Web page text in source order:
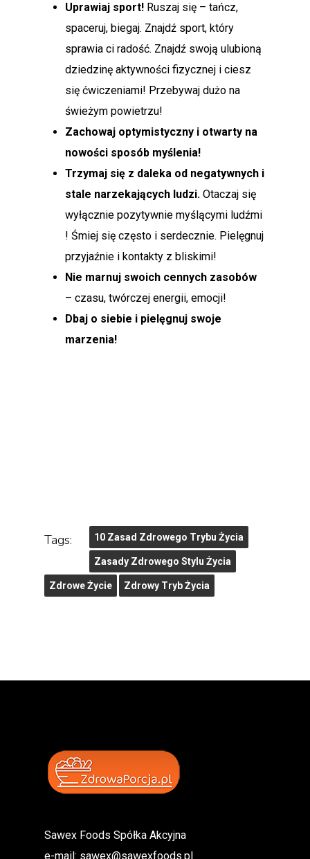
Uprawiaj sport! Ruszaj się – tańcz,
spaceruj, biegaj. Znajdź sport, który
sprawia ci radość. Znajdź swoją ulubioną
dziedzinę aktywności fizycznej i ciesz
się ćwiczeniami! Przebywaj dużo na
świeżym powietrzu!
Zachowaj optymistyczny i otwarty na
nowości sposób myślenia!
Trzymaj się z daleka od negatywnych i
stale narzekających ludzi. Otaczaj się
wyłącznie pozytywnie myślącymi ludźmi
! Śmiej się często i serdecznie. Pielęgnuj
przyjaźnie i kontakty z bliskimi!
Nie marnuj swoich cennych zasobów
– czasu, twórczej energii, emocji!
Dbaj o siebie i pielęgnuj swoje
marzenia!
Tags: 10 Zasad Zdrowego Trybu Życia
Zasady Zdrowego Stylu Życia
Zdrowe Życie Zdrowy Tryb Życia
Sawex Foods Spółka Akcyjna
e-mail: sawex@sawexfoods.pl